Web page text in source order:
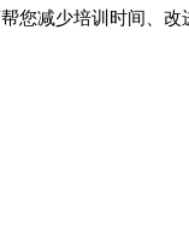
您减少培训时间、